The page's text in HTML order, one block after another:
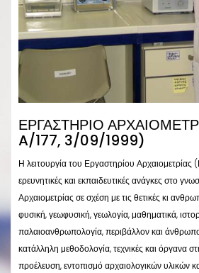
ΕΡΓΑΣΤΉΡΙΟ
A/177, 3/09/1999)
Η λειτουργία του Εργαστηρίου Αρχαιομετρίας
ερευνητικές και εκπαιδευτικές ανάγκες στο
Αρχαιομετρίας σε σχέση με τις θετικές κι
φυσική, γεωφυσική, γεωλογία, μαθηματικά,
παλαιοανθρωπολογία, περιβάλλον και
κατάλληλη μεθοδολογία, τεχνικές και όργανα
προέλευση, εντοπισμό αρχαιολογικών υλικών